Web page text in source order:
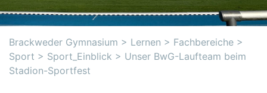
Brackweder Gymnasium > Lernen > Fachbereiche >
Sport > Sport_Einblick > Unser BwG-Laufteam beim
Stadion-Sportfest